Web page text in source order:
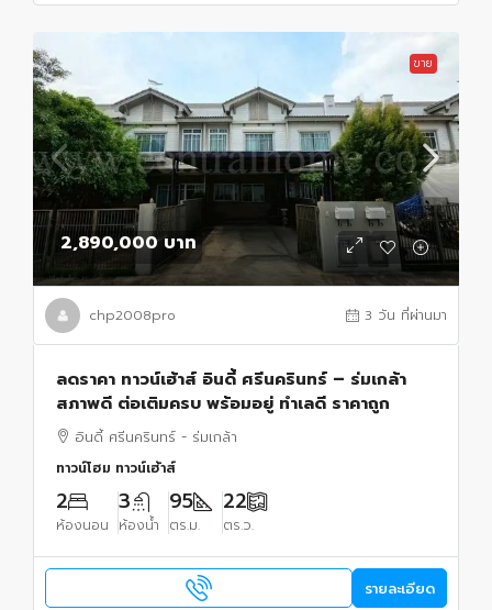
ขาย
2,890,000 บาท
chp2008pro 3 วัน ที่ผ่านมา
ลดราคา ทาวน์เฮ้าส์ อินดี้ ศรีนครินทร์ – ร่มเกล้า
สภาพดี ต่อเติมครบ พร้อมอยู่ ทำเลดี ราคาถูก
อินดี้ ศรีนครินทร์ - ร่มเกล้า
ทาวน์โฮม ทาวน์เฮ้าส์
2
ห้องนอน
3
ห้องน้ำ
95
ตร.ม.
22
ตร.ว.
รายละเอียด